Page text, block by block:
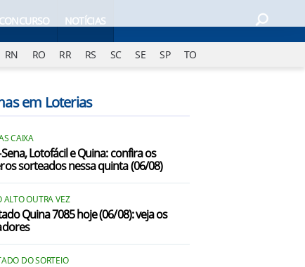
NOTÍCIAS
RN RO RR RS SC SE SP TO
em Loterias
CAIXA
Lotofácil e Quina: confira os
sorteados nessa quinta (06/08)
ALTO OUTRA VEZ
Quina 7085 hoje (06/08): veja os
DO SORTEIO